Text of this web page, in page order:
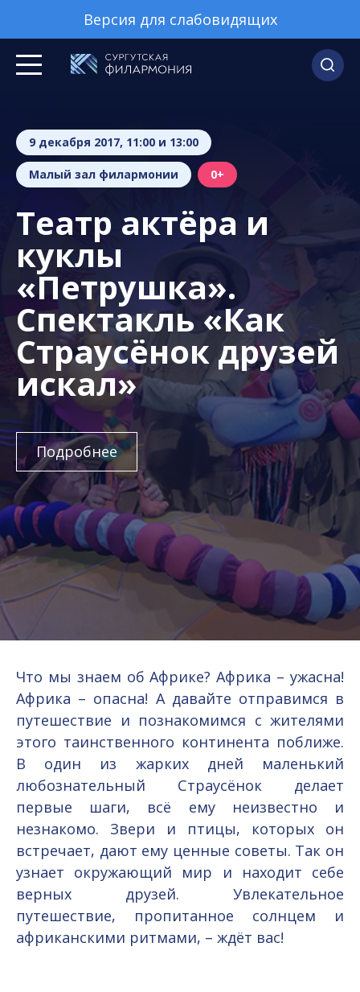
Версия для слабовидящих
9 декабря 2017, 11:00 и 13:00
Малый зал филармонии 0+
Театр актёра и
куклы
«Петрушка».
Спектакль «Как
Страусёнок друзей
искал»
Подробнее
Что мы знаем об Африке? Африка – ужасна!
Африка – опасна! А давайте отправимся в
путешествие и познакомимся с жителями
этого таинственного континента поближе.
В один из жарких дней маленький
любознательный Страусёнок делает
первые шаги, всё ему неизвестно и
незнакомо. Звери и птицы, которых он
встречает, дают ему ценные советы. Так он
узнает окружающий мир и находит себе
верных друзей. Увлекательное
путешествие, пропитанное солнцем и
африканскими ритмами, – ждёт вас!